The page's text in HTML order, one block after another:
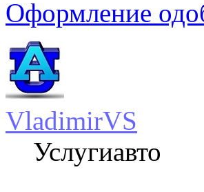
Оформление
VladimirVS
Услугиавто